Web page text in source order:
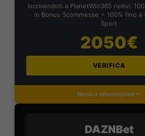
Iscrivendoti a PlanetWin365 ricevi:
in Bonus Scommesse + 100% fino a
Sport
2050€
VERIFICA
Mostra Informazioni
DAZNBet